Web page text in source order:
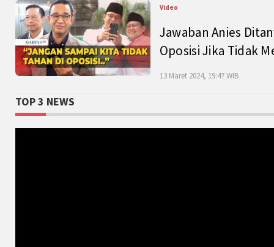
Video
Jawaban Anies
Oposisi Jika Tidak
13 Maret 2024, 19:47 WIB
TOP 3 NEWS